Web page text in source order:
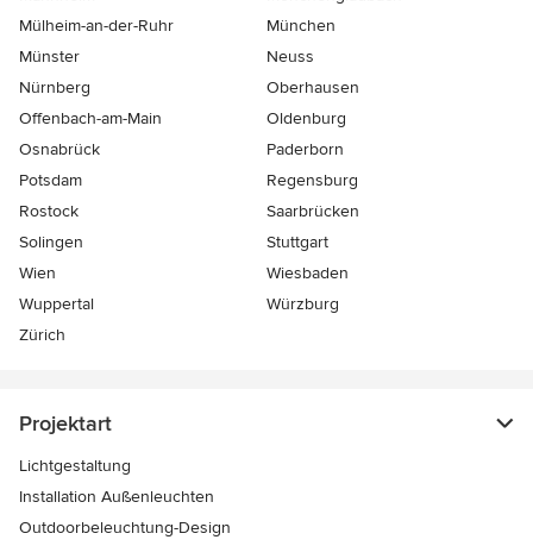
Mülheim-an-der-Ruhr
München
Münster
Neuss
Nürnberg
Oberhausen
Offenbach-am-Main
Oldenburg
Osnabrück
Paderborn
Potsdam
Regensburg
Rostock
Saarbrücken
Solingen
Stuttgart
Wien
Wiesbaden
Wuppertal
Würzburg
Zürich
Projektart
Lichtgestaltung
Installation Außenleuchten
Outdoorbeleuchtung-Design